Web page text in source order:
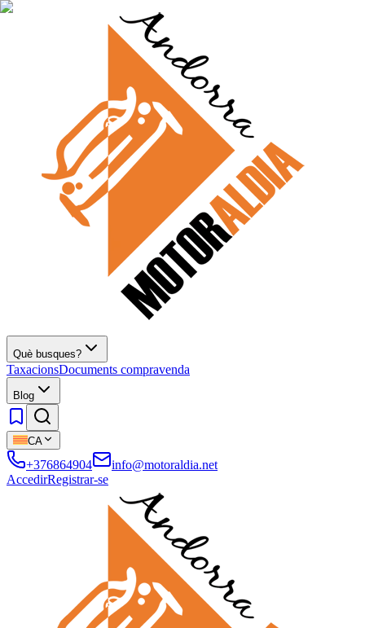
Què busques?
TaxacionsDocuments compravenda
Blog
CA
+376864904
info@motoraldia.net
AccedirRegistrar-se